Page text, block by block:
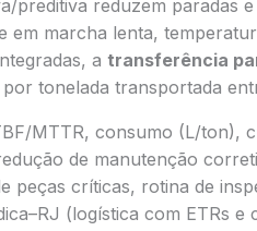
preditiva reduzem paradas
em marcha lenta,
a transferência
tonelada transportada
MTTR, consumo (L/ton),
de manutenção
peças críticas, rotina de
(logística com ETRs e